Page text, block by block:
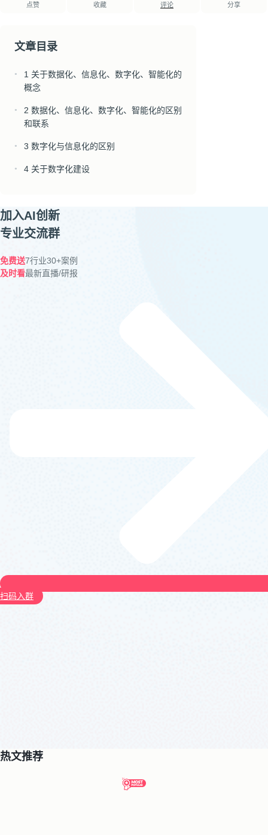
点赞 收藏 评论 分享
文章目录
●
1 关于数据化、信息化、数字化、智能化的
概念
●
2 数据化、信息化、数字化、智能化的区别
和联系
● 3 数字化与信息化的区别
● 4 关于数字化建设
加入AI创新
专业交流群
免费送7行业30+案例
及时看最新直播/研报
扫码入群
热文推荐